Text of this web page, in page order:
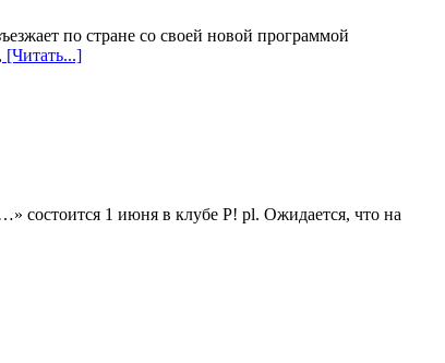
по стране со своей новой программой
[Читать...]
состоится 1 июня в клубе P! pl. Ожидается, что на